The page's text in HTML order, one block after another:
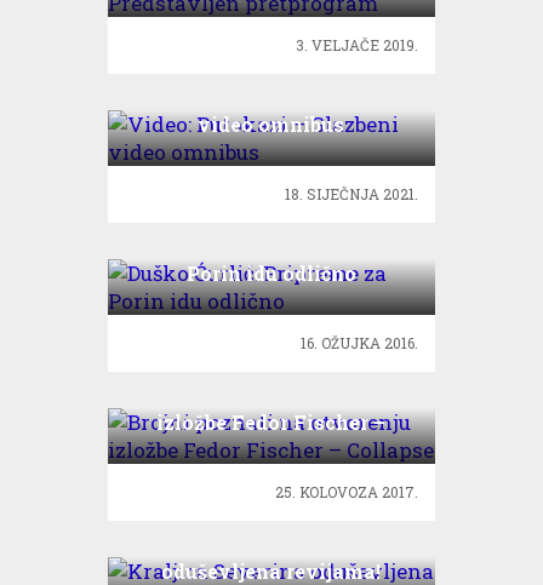
3. VELJAČE 2019.
video omnibus
18. SIJEČNJA 2021.
Porin idu odlično
16. OŽUJKA 2016.
izložbe Fedor Fischer –
Collapse
25. KOLOVOZA 2017.
oduševljena revijama!